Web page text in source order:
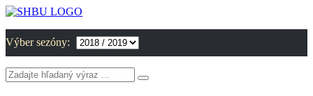
Výber sezóny: